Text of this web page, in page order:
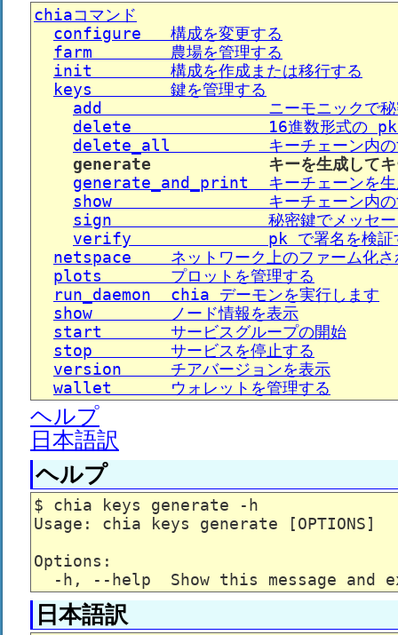
chiaコマンド
configure   構成を変更する
farm        農場を管理する
init        構成を作成または移行する
keys        鍵を管理する
add                 ニーモニックで秘密
delete              16進数形式の pk フィ
delete_all          キーチェーン内のす
generate            キーを生成してキー
generate_and_print  キーチェーンを生
show                キーチェーン内のす
sign                秘密鍵でメッセージ
verify              pk で署名を検証
netspace    ネットワーク上のファーム化さ
plots       プロットを管理する
run_daemon  chia デーモンを実行します
show        ノード情報を表示
start       サービスグループの開始
stop        サービスを停止する
version     チアバージョンを表示
wallet      ウォレットを管理する
ヘルプ
日本語訳
ヘルプ
$ chia keys generate -h
Usage: chia keys generate [OPTIONS]
Options:
日本語訳